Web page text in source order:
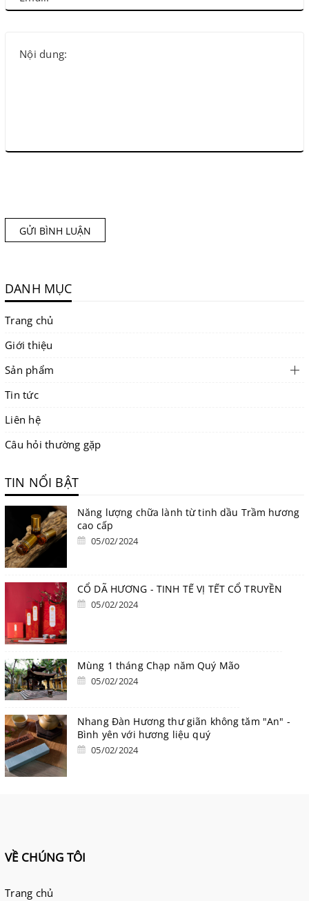
GỬI BÌNH LUẬN
DANH MỤC
Trang chủ
Giới thiệu
Sản phẩm
Tin tức
Liên hệ
Câu hỏi thường gặp
TIN NỔI BẬT
Năng lượng chữa lành từ tinh dầu Trầm hương
cao cấp
05/02/2024
CỔ DÃ HƯƠNG - TINH TẾ VỊ TẾT CỔ TRUYỀN
05/02/2024
Mùng 1 tháng Chạp năm Quý Mão
05/02/2024
Nhang Đàn Hương thư giãn không tăm "An" -
Bình yên với hương liệu quý
05/02/2024
VỀ CHÚNG TÔI
Trang chủ